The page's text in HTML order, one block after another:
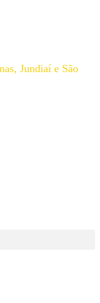
Jundiaí e São